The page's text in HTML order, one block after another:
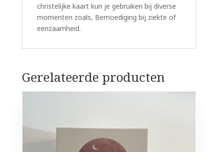
christelijke kaart kun je gebruiken bij diverse
momenten zoals, Bemoediging bij ziekte of
eenzaamheid.
Gerelateerde producten